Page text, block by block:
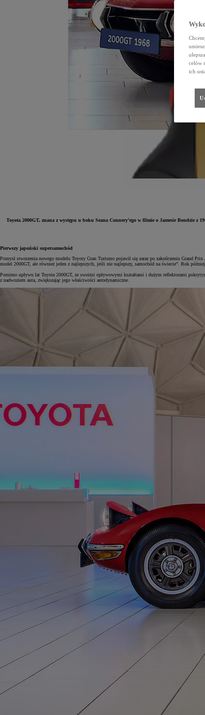
81 900 zł
Yaris Cross
HYBRID
Toyota 2000GT, znana z występu u boku Seana Connery’ego w filmie o Jamesie Bondzie
Pierwszy japoński supersamochód
Pomysł stworzenia nowego modelu Toyoty Gran Turismo pojawił się zaraz po zakończeniu Grand
model 2000GT, ale również jeden z najlepszych, jeśli nie najlepszy, samochód na świecie”. Rok
Pomimo upływu lat Toyota 2000GT, ze swoimi opływowymi kształtami i dużym reflektorami
z nadwoziem auta, zwiększając jego właściwości aerodynamiczne.
celów
ich